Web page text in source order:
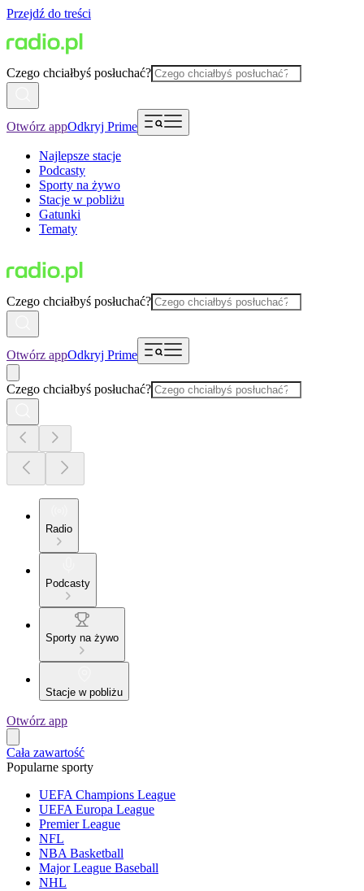
Przejdź do treści
Czego chciałbyś posłuchać?
Otwórz appOdkryj Prime
Najlepsze stacje
Podcasty
Sporty na żywo
Stacje w pobliżu
Gatunki
Tematy
Czego chciałbyś posłuchać?
Otwórz appOdkryj Prime
Czego chciałbyś posłuchać?
Radio
Podcasty
Sporty na żywo
Stacje w pobliżu
Otwórz app
Cała zawartość
Popularne sporty
UEFA Champions League
UEFA Europa League
Premier League
NFL
NBA Basketball
Major League Baseball
NHL